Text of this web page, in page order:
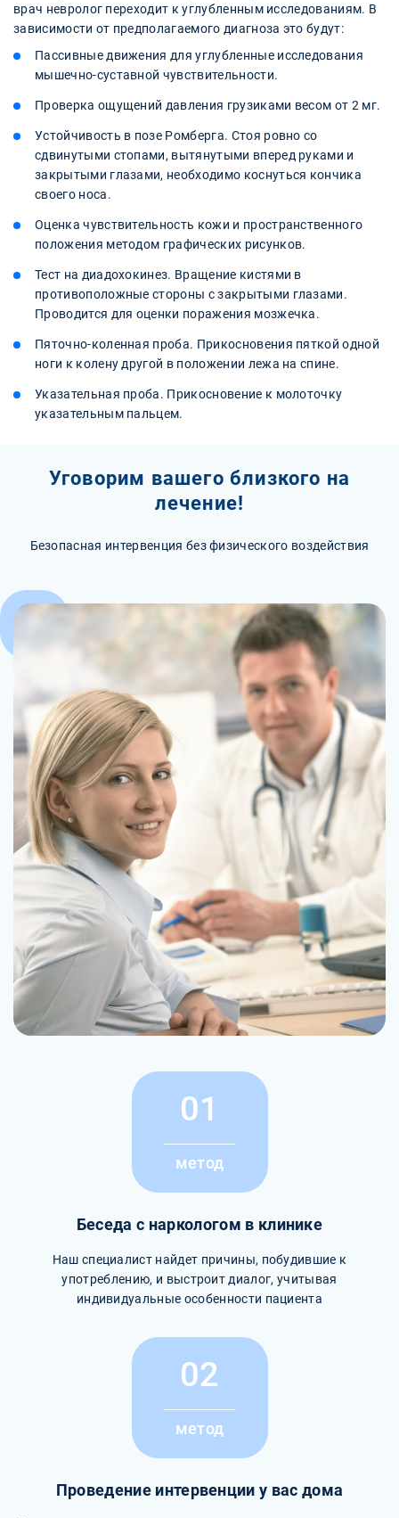
врач невролог переходит к углубленным исследованиям. В
зависимости от предполагаемого диагноза это будут:
Пассивные движения для углубленные исследования
мышечно-суставной чувствительности.
Проверка ощущений давления грузиками весом от 2 мг.
Устойчивость в позе Ромберга. Стоя ровно со
сдвинутыми стопами, вытянутыми вперед руками и
закрытыми глазами, необходимо коснуться кончика
своего носа.
Оценка чувствительность кожи и пространственного
положения методом графических рисунков.
Тест на диадохокинез. Вращение кистями в
противоположные стороны с закрытыми глазами.
Проводится для оценки поражения мозжечка.
Пяточно-коленная проба. Прикосновения пяткой одной
ноги к колену другой в положении лежа на спине.
Указательная проба. Прикосновение к молоточку
указательным пальцем.
Уговорим вашего близкого на
лечение!
Безопасная интервенция без физического воздействия
01
метод
Беседа с наркологом в клинике
Наш специалист найдет причины, побудившие к
употреблению, и выстроит диалог, учитывая
индивидуальные особенности пациента
02
метод
Проведение интервенции у вас дома